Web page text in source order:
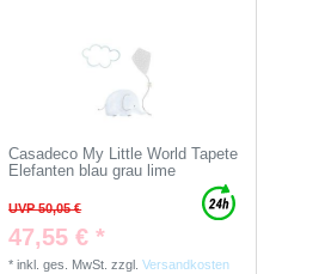
Casadeco My Little World Tapete
Elefanten blau grau lime
UVP 50,05 €
47,55 € *
*inkl. ges. MwSt. zzgl.Versandkosten